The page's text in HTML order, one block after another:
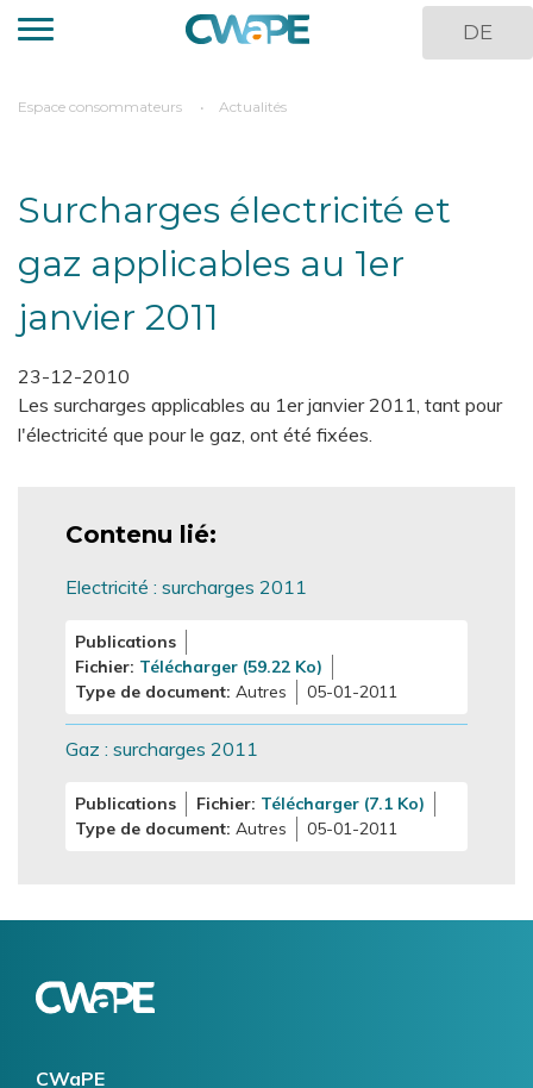
Aller
au
principal
DE
You
Espace consommateurs Actualités
Surcharges électricité et
gaz applicables au 1er
janvier 2011
23-12-2010
Les surcharges applicables au 1er janvier 2011, tant pour
l'électricité que pour le gaz, ont été fixées.
Contenu lié
Electricité : surcharges 2011
Publications
Fichier Télécharger (59.22 Ko)
Type de document Autres 05-01-2011
Gaz : surcharges 2011
Publications Fichier Télécharger (7.1 Ko)
Type de document Autres 05-01-2011
CWaPE